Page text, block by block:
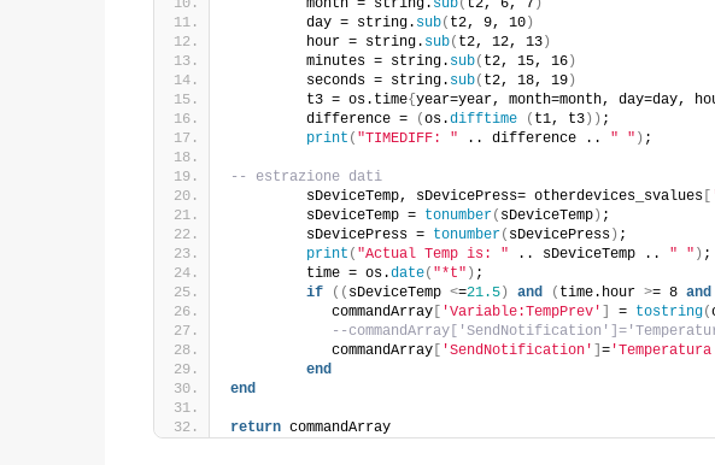
         day = string.
sub( t2, 9, 10)
         hour = string.
sub( t2, 12, 13)
         minutes = string.
sub( t2, 15, 16)
         seconds = string.
sub( t2, 18, 19)
         t3 = os.time
{year=year, month=month, day=day,
         difference =
(os.difftime ( t1, t3)) ;
print ( "TIMEDIFF: " .. difference .. " " )
-- estrazione dati
         sDeviceTemp, sDevicePress= otherdevices_svalues
[
         sDeviceTemp =
tonumber( sDeviceTemp) ;
         sDevicePress =
tonumber( sDevicePress) ;
print ( "Actual Temp is: " .. sDeviceTemp .. " " ) ;
         time = os.
date( "*t" ) ;
if
(( sDeviceTemp <=21.5) and ( time.hour >= 8 and
            commandArray
[ 'Variable:TempPrev' ] = tostring(
--
            commandArray
[ 'SendNotification' ] =
end
end
return commandArray